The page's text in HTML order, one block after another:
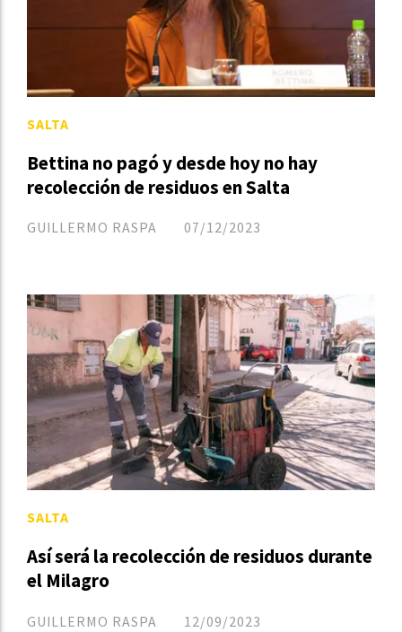
Bettina no pagó y desde hoy no hay
recolección de residuos en Salta
GUILLERMO RASPA
SALTA
07/12/2023
Así será la recolección de residuos durante
el Milagro
GUILLERMO RASPA
SALTA
12/09/2023